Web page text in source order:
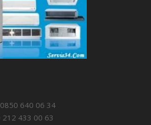
640 06 34
212 433 00 63